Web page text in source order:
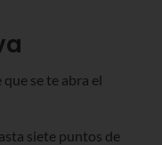
se te abra el
siete puntos de